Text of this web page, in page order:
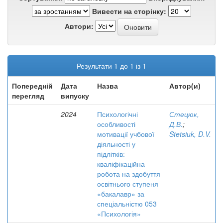
Вивести на сторінку:
Автори:
Результати 1 до 1 із 1
Попередній
перегляд
Дата
випуску
Назва Автор(и)
2024
Психологічні
особливості
мотивації учбової
діяльності у
підлітків:
кваліфікаційна
робота на здобуття
освітнього ступеня
«бакалавр» за
спеціальністю 053
«Психологія»
Стецюк,
Д.В.;
Stetsiuk, D.V.